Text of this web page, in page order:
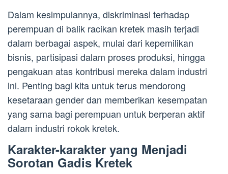
Dalam kesimpulannya, diskriminasi terhadap
perempuan di balik racikan kretek masih terjadi
dalam berbagai aspek, mulai dari kepemilikan
bisnis, partisipasi dalam proses produksi, hingga
pengakuan atas kontribusi mereka dalam industri
ini. Penting bagi kita untuk terus mendorong
kesetaraan gender dan memberikan kesempatan
yang sama bagi perempuan untuk berperan aktif
dalam industri rokok kretek.
Karakter-karakter yang Menjadi
Sorotan Gadis Kretek